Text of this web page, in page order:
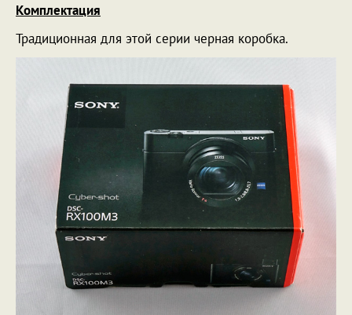
Комплектация
Традиционная для этой серии черная коробка.